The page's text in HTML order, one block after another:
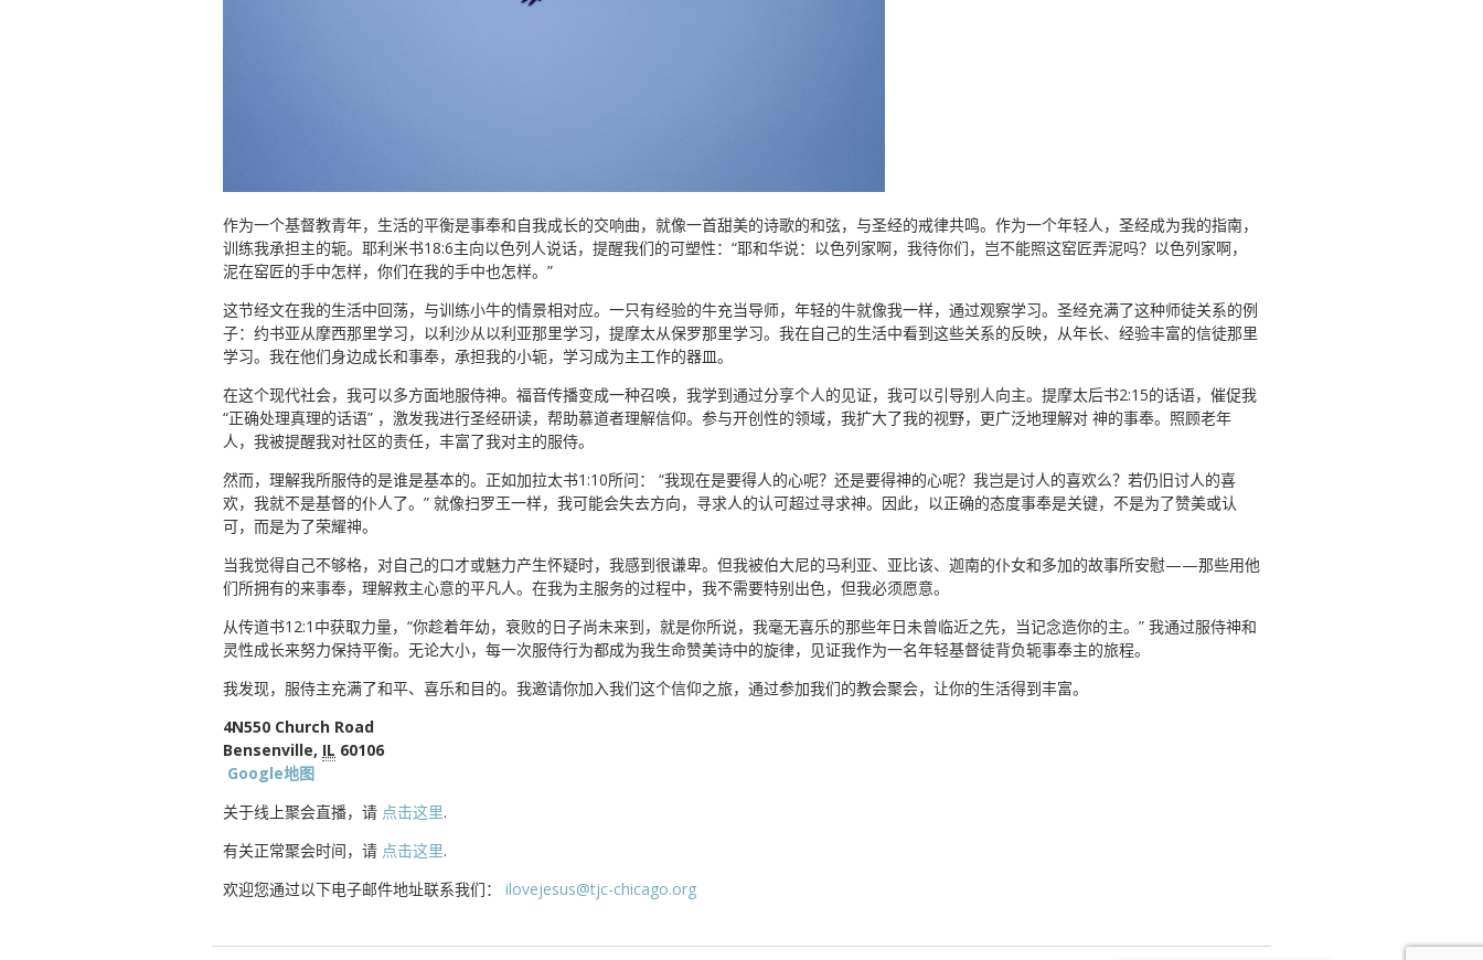
作为一个基督教青年，生活的平衡是事奉和自我成长的交响曲，就像一首甜美的诗歌的和弦，与圣经的戒律共鸣。作为一个年轻人，圣经成为我的指南，
训练我承担主的轭。耶利米书18:6主向以色列人说话，提醒我们的可塑性：“耶和华说：以色列家啊，我待你们，岂不能照这窑匠弄泥吗？以色列家啊，
泥在窑匠的手中怎样，你们在我的手中也怎样。”
这节经文在我的生活中回荡，与训练小牛的情景相对应。一只有经验的牛充当导师，年轻的牛就像我一样，通过观察学习。圣经充满了这种师徒关系的例
子：约书亚从摩西那里学习，以利沙从以利亚那里学习，提摩太从保罗那里学习。我在自己的生活中看到这些关系的反映，从年长、经验丰富的信徒那里
学习。我在他们身边成长和事奉，承担我的小轭，学习成为主工作的器皿。
在这个现代社会，我可以多方面地服侍神。福音传播变成一种召唤，我学到通过分享个人的见证，我可以引导别人向主。提摩太后书2:15的话语，催促我
“正确处理真理的话语” ，激发我进行圣经研读，帮助慕道者理解信仰。参与开创性的领域，我扩大了我的视野，更广泛地理解对 神的事奉。照顾老年
人，我被提醒我对社区的责任，丰富了我对主的服侍。
然而，理解我所服侍的是谁是基本的。正如加拉太书1:10所问： “我现在是要得人的心呢？还是要得神的心呢？我岂是讨人的喜欢么？若仍旧讨人的喜
欢，我就不是基督的仆人了。” 就像扫罗王一样，我可能会失去方向，寻求人的认可超过寻求神。因此，以正确的态度事奉是关键，不是为了赞美或认
可，而是为了荣耀神。
当我觉得自己不够格，对自己的口才或魅力产生怀疑时，我感到很谦卑。但我被伯大尼的马利亚、亚比该、迦南的仆女和多加的故事所安慰——那些用他
们所拥有的来事奉，理解救主心意的平凡人。在我为主服务的过程中，我不需要特别出色，但我必须愿意。
从传道书12:1中获取力量，“你趁着年幼，衰败的日子尚未来到，就是你所说，我毫无喜乐的那些年日未曾临近之先，当记念造你的主。” 我通过服侍神和
灵性成长来努力保持平衡。无论大小，每一次服侍行为都成为我生命赞美诗中的旋律，见证我作为一名年轻基督徒背负轭事奉主的旅程。
我发现，服侍主充满了和平、喜乐和目的。我邀请你加入我们这个信仰之旅，通过参加我们的教会聚会，让你的生活得到丰富。
4N550 Church Road
Bensenville, IL 60106
Google地图
关于线上聚会直播，请 点击这里.
有关正常聚会时间，请 点击这里.
欢迎您通过以下电子邮件地址联系我们： ilovejesus@tjc-chicago.org